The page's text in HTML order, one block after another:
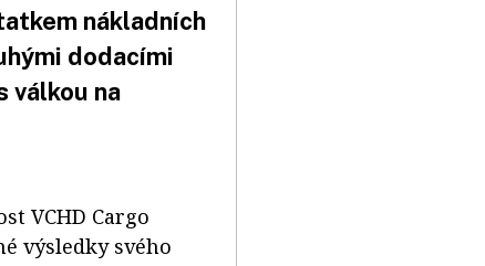
nákladních
dodacími
válkou na
VCHD Cargo
výsledky svého